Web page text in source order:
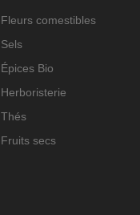
Fleurs comestibles
Sels
Épices Bio
Herboristerie
Thés
Fruits secs